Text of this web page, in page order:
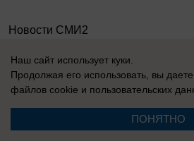
Новости СМИ2
Реклама на сайте
Наш сайт использует куки.
Продолжая его использовать, вы
файлов cookie и пользовательских
ПОНЯТНО